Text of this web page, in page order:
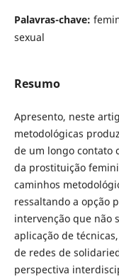
Palavras-chave:
sexual
Resumo
Apresento, neste
metodológicas
de um longo contato
da prostituição
caminhos
ressaltando a opção
intervenção que não
aplicação de
de redes de
perspectiva